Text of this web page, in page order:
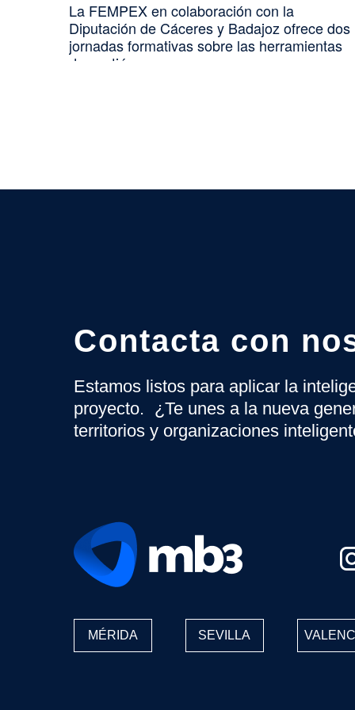
La FEMPEX en colaboración con la
Diputación de Cáceres y Badajoz ofrece dos
jornadas formativas sobre las herramientas
de gestión…
Contacta con
Estamos listos para aplicar la
proyecto. ¿Te unes a la nueva
territorios y organizaciones
MÉRIDA SEVILLA